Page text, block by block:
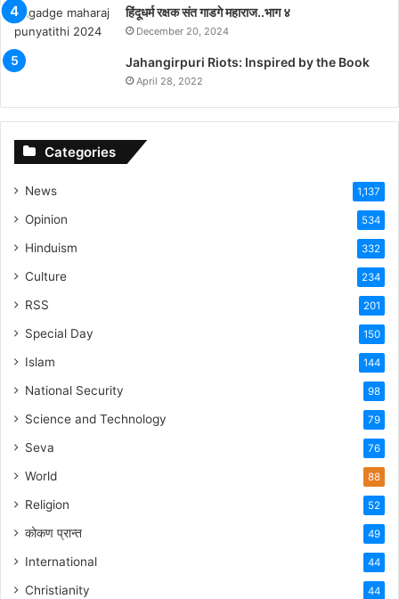
हिंदूधर्म रक्षक संत गाडगे महाराज..भाग ४
December 20, 2024
Jahangirpuri Riots: Inspired by the Book
April 28, 2022
Categories
News 1,137
Opinion 534
Hinduism 332
Culture 234
RSS 201
Special Day 150
Islam 144
National Security 98
Science and Technology 79
Seva 76
World 88
Religion 52
कोकण प्रान्त 49
International 44
Christianity 44